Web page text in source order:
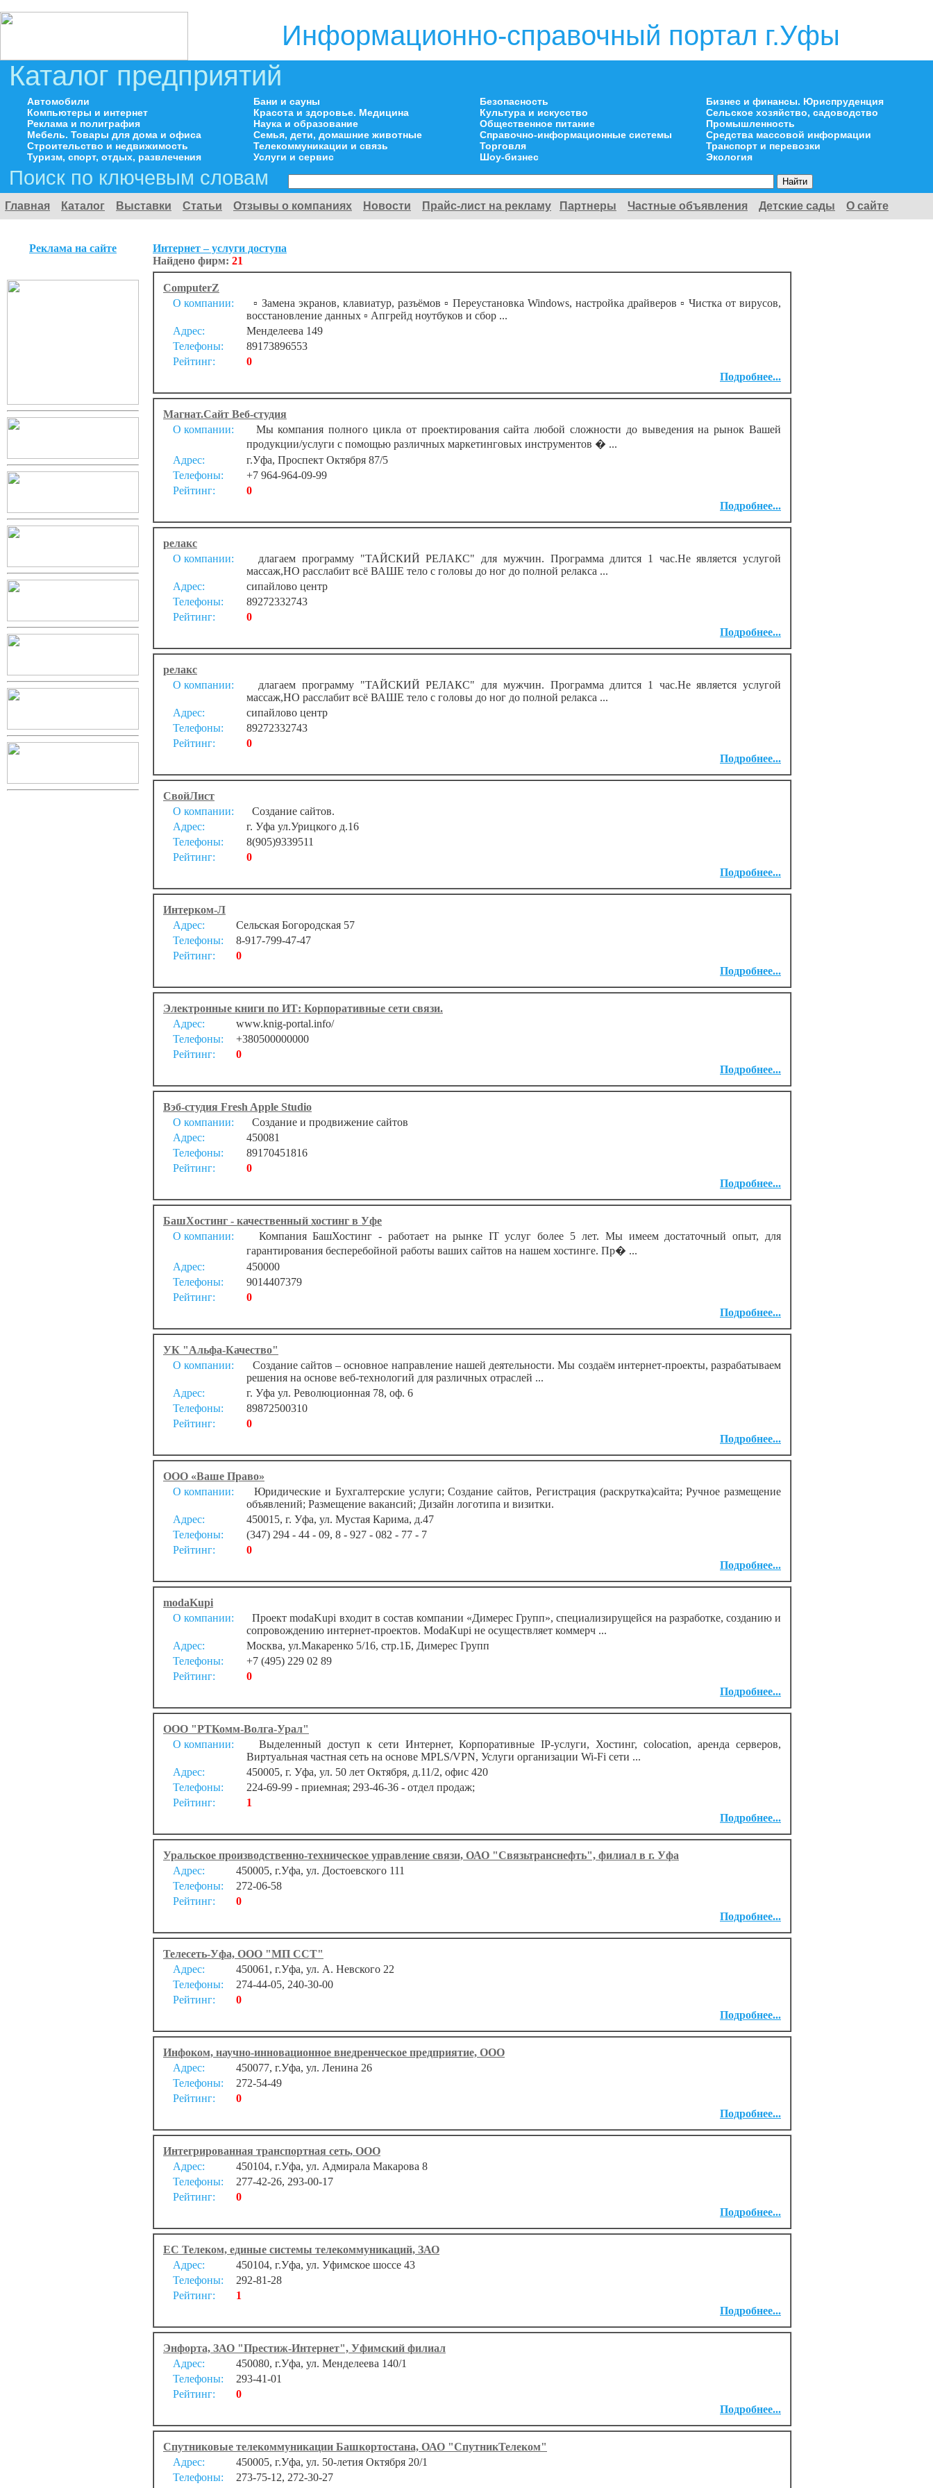
Информационно-справочный портал г.Уфы
Каталог предприятий
Автомобили
Компьютеры и интернет
Реклама и полиграфия
Мебель. Товары для дома и офиса
Строительство и недвижимость
Туризм, спорт, отдых, развлечения
Бани и сауны
Красота и здоровье. Медицина
Наука и образование
Семья, дети, домашние животные
Телекоммуникации и связь
Услуги и сервис
Безопасность
Культура и искусство
Общественное питание
Справочно-информационные системы
Торговля
Шоу-бизнес
Бизнес и финансы. Юриспруденция
Сельское хозяйство, садоводство
Промышленность
Средства массовой информации
Транспорт и перевозки
Экология
Поиск по ключевым словам
Главная Каталог Выставки Статьи Отзывы о компаниях Новости Прайс-лист на рекламу Партнеры Частные объявления Детские сады О сайте
Реклама на сайте
Интернет – услуги доступа
Найдено фирм: 21
ComputerZ
О компании:
▫️ Замена экранов, клавиатур, разъёмов ▫️ Переустановка Windows, настройка драйверов ▫️ Чистка от вирусов,
восстановление данных ▫️ Апгрейд ноутбуков и сбор ...
Адрес:
Менделеева 149
Телефоны:
89173896553
Рейтинг:
0
Подробнее...
Магнат.Сайт Веб-студия
О компании:
Мы компания полного цикла от проектирования сайта любой сложности до выведения на рынок Вашей
продукции/услуги с помощью различных маркетинговых инструментов � ...
Адрес:
г.Уфа, Проспект Октября 87/5
Телефоны:
+7 964-964-09-99
Рейтинг:
0
Подробнее...
релакс
О компании:
длагаем программу "ТАЙСКИЙ РЕЛАКС" для мужчин. Программа длится 1 час.Не является услугой
массаж,НО расслабит всё ВАШЕ тело с головы до ног до полной релакса ...
Адрес:
сипайлово центр
Телефоны:
89272332743
Рейтинг:
0
Подробнее...
релакс
О компании:
длагаем программу "ТАЙСКИЙ РЕЛАКС" для мужчин. Программа длится 1 час.Не является услугой
массаж,НО расслабит всё ВАШЕ тело с головы до ног до полной релакса ...
Адрес:
сипайлово центр
Телефоны:
89272332743
Рейтинг:
0
Подробнее...
СвойЛист
О компании:
Создание сайтов.
Адрес:
г. Уфа ул.Урицкого д.16
Телефоны:
8(905)9339511
Рейтинг:
0
Подробнее...
Интерком-Л
Адрес:
Сельская Богородская 57
Телефоны:
8-917-799-47-47
Рейтинг:
0
Подробнее...
Электронные книги по ИТ: Корпоративные сети связи.
Адрес:
www.knig-portal.info/
Телефоны:
+380500000000
Рейтинг:
0
Подробнее...
Вэб-студия Fresh Apple Studio
О компании:
Создание и продвижение сайтов
Адрес:
450081
Телефоны:
89170451816
Рейтинг:
0
Подробнее...
БашХостинг - качественный хостинг в Уфе
О компании:
Компания БашХостинг - работает на рынке IT услуг более 5 лет. Мы имеем достаточный опыт, для
гарантирования бесперебойной работы ваших сайтов на нашем хостинге. Пр� ...
Адрес:
450000
Телефоны:
9014407379
Рейтинг:
0
Подробнее...
УК "Альфа-Качество"
О компании:
Создание сайтов – основное направление нашей деятельности. Мы создаём интернет-проекты, разрабатываем
решения на основе веб-технологий для различных отраслей ...
Адрес:
г. Уфа ул. Революционная 78, оф. 6
Телефоны:
89872500310
Рейтинг:
0
Подробнее...
ООО «Ваше Право»
О компании:
Юридические и Бухгалтерские услуги; Создание сайтов, Регистрация (раскрутка)сайта; Ручное размещение
объявлений; Размещение вакансий; Дизайн логотипа и визитки.
Адрес:
450015, г. Уфа, ул. Мустая Карима, д.47
Телефоны:
(347) 294 - 44 - 09, 8 - 927 - 082 - 77 - 7
Рейтинг:
0
Подробнее...
modaKupi
О компании:
Проект modaKupi входит в состав компании «Димерес Групп», специализирущейся на разработке, созданию и
сопровождению интернет-проектов. ModaKupi не осуществляет коммерч ...
Адрес:
Москва, ул.Макаренко 5/16, стр.1Б, Димерес Групп
Телефоны:
+7 (495) 229 02 89
Рейтинг:
0
Подробнее...
ООО "РТКомм-Волга-Урал"
О компании:
Выделенный доступ к сети Интернет, Корпоративные IP-услуги, Хостинг, colocation, аренда серверов,
Виртуальная частная сеть на основе MPLS/VPN, Услуги организации Wi-Fi сети ...
Адрес:
450005, г. Уфа, ул. 50 лет Октября, д.11/2, офис 420
Телефоны:
224-69-99 - приемная; 293-46-36 - отдел продаж;
Рейтинг:
1
Подробнее...
Уральское производственно-техническое управление связи, ОАО "Связьтранснефть", филиал в г. Уфа
Адрес:
450005, г.Уфа, ул. Достоевского 111
Телефоны:
272-06-58
Рейтинг:
0
Подробнее...
Телесеть-Уфа, ООО "МП ССТ"
Адрес:
450061, г.Уфа, ул. А. Невского 22
Телефоны:
274-44-05, 240-30-00
Рейтинг:
0
Подробнее...
Инфоком, научно-инновационное внедренческое предприятие, ООО
Адрес:
450077, г.Уфа, ул. Ленина 26
Телефоны:
272-54-49
Рейтинг:
0
Подробнее...
Интегрированная транспортная сеть, ООО
Адрес:
450104, г.Уфа, ул. Адмирала Макарова 8
Телефоны:
277-42-26, 293-00-17
Рейтинг:
0
Подробнее...
ЕС Телеком, единые системы телекоммуникаций, ЗАО
Адрес:
450104, г.Уфа, ул. Уфимское шоссе 43
Телефоны:
292-81-28
Рейтинг:
1
Подробнее...
Энфорта, ЗАО "Престиж-Интернет", Уфимский филиал
Адрес:
450080, г.Уфа, ул. Менделеева 140/1
Телефоны:
293-41-01
Рейтинг:
0
Подробнее...
Спутниковые телекоммуникации Башкортостана, ОАО "СпутникТелеком"
Адрес:
450005, г.Уфа, ул. 50-летия Октября 20/1
Телефоны:
273-75-12, 272-30-27